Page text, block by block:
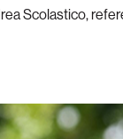
Scolastico,